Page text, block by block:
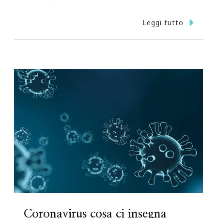
Leggi tutto
Coronavirus cosa ci insegna